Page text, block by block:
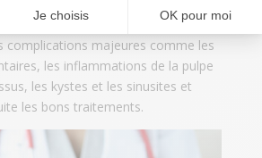
technique va aider votre praticien à
complications majeures comme les
les inflammations de la pulpe
les kystes et les sinusites et
les bons traitements.